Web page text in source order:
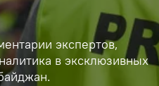
экспертов,
в эксклюзивных